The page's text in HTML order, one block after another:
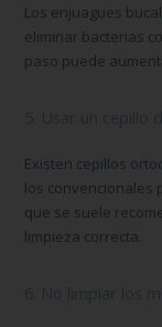
Los enjuagues
eliminar bacterias
paso puede
Existen cepillos
los convencionales
que se suele
limpieza correcta.